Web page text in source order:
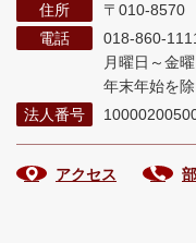
住所
〒010-8570
電話
018-860-
月曜日～金
年末年始を除
法人番号
アクセス